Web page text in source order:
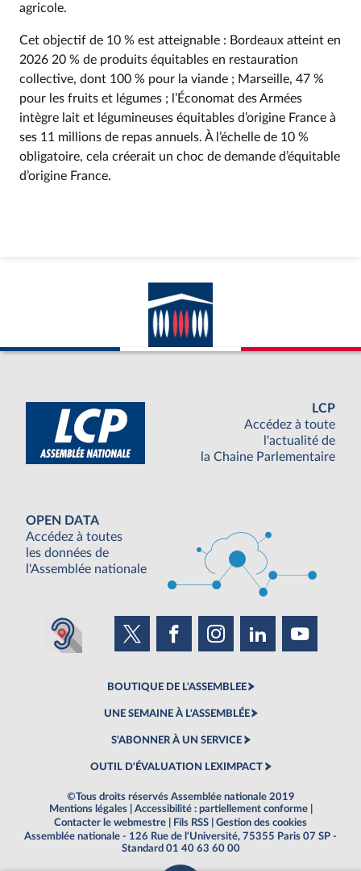
agricole.
Cet objectif de 10 % est atteignable : Bordeaux atteint en
2026 20 % de produits équitables en restauration
collective, dont 100 % pour la viande ; Marseille, 47 %
pour les fruits et légumes ; l’Économat des Armées
intègre lait et légumineuses équitables d’origine France à
ses 11 millions de repas annuels. À l’échelle de 10 %
obligatoire, cela créerait un choc de demande d’équitable
d’origine France.
LCP
Accédez à toute
l'actualité de
la Chaine Parlementaire
OPEN DATA
Accédez à toutes
les données de
l'Assemblée nationale
BOUTIQUE DE L'ASSEMBLEE
UNE SEMAINE À L'ASSEMBLÉE
S'ABONNER À UN SERVICE
OUTIL D'ÉVALUATION LEXIMPACT
©Tous droits réservés Assemblée nationale 2019
Mentions légales
Accessibilité : partiellement conforme
Contacter le webmestre
Fils RSS
Gestion des cookies
Assemblée nationale - 126 Rue de l'Université, 75355 Paris 07 SP -
Standard 01 40 63 60 00